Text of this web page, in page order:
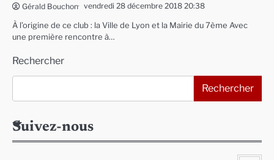
Gérald Bouchon vendredi 28 décembre 2018 20:38
À l’origine de ce club : la Ville de Lyon et la Mairie du 7ème Avec
une première rencontre à…
Rechercher
Rechercher
Suivez-nous